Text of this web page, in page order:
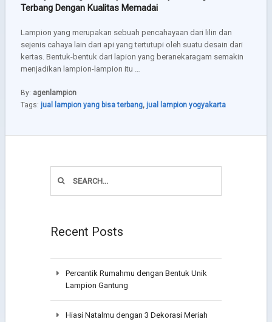
Terbang Dengan Kualitas Memadai
Lampion yang merupakan sebuah pencahayaan dari lilin dan
sejenis cahaya lain dari api yang tertutupi oleh suatu desain dari
kertas. Bentuk-bentuk dari lapion yang beranekaragam semakin
menjadikan lampion-lampion itu …
By: agenlampion
Tags: jual lampion yang bisa terbang, jual lampion yogyakarta
Recent Posts
Percantik Rumahmu dengan Bentuk Unik
Lampion Gantung
Hiasi Natalmu dengan 3 Dekorasi Meriah